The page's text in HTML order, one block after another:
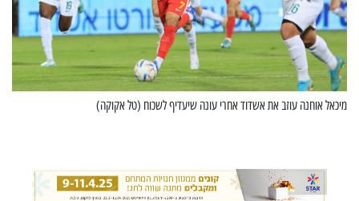
מיכאל אוחנה עוזב את אשדוד אחרי עונה שיעדיף לשכוח (טל אקוקה)